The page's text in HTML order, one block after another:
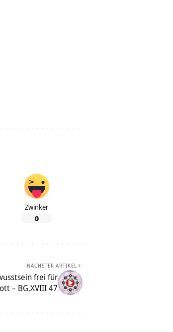
Zwinker
0
NÄCHSTER ARTIKEL
frei für
– BG.XVIII 47